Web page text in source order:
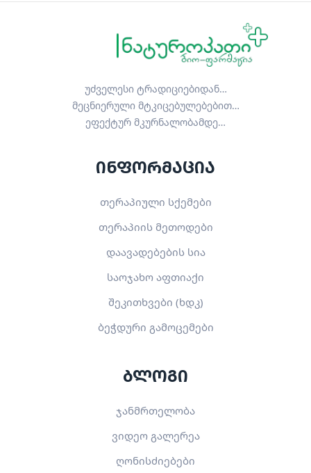
უძველესი ტრადიციებიდან…
მეცნიერული მტკიცებულებებით…
ეფექტურ მკურნალობამდე…
ინფორმაცია
თერაპიული სქემები
თერაპიის მეთოდები
დაავადებების სია
საოჯახო აფთიაქი
შეკითხვები (ხდკ)
ბეჭდური გამოცემები
ბლოგი
ჯანმრთელობა
ვიდეო გალერეა
ღონისძიებები